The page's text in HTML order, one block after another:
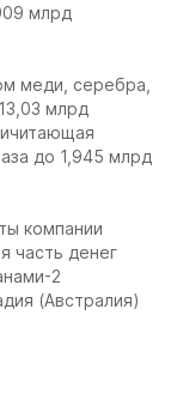
млрд
меди, серебра,
млрд
до 1,945 млрд
компании
часть денег
2
(Австралия)